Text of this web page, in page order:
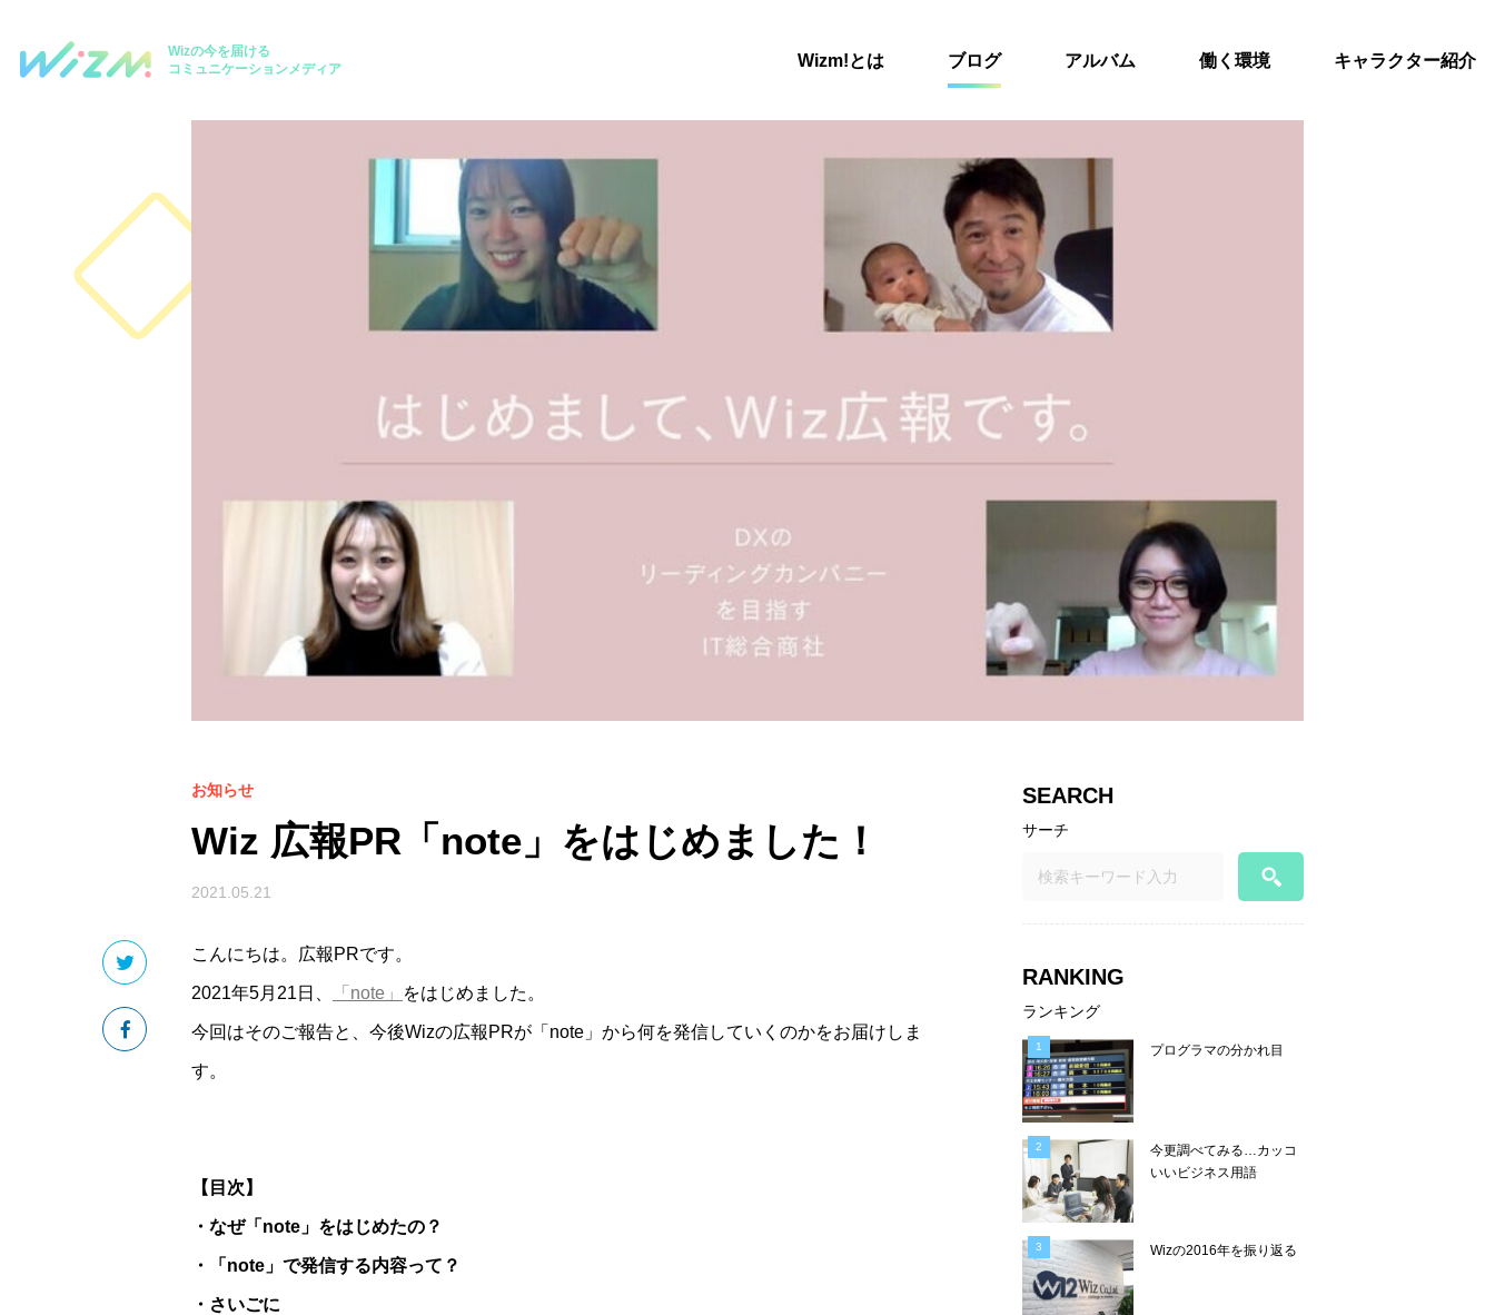
Wizの今を届ける
コミュニケーションメディア
Wizm!とは ブログ アルバム 働く環境 キャラクター紹介
お知らせ
Wiz 広報PR「note」をはじめました！
2021.05.21
こんにちは。広報PRです。
2021年5月21日、 「note」 をはじめました。
今回はそのご報告と、今後Wizの広報PRが「note」から何を発信していくのかをお届けしま
す。
【目次】
・なぜ「note」をはじめたの？
・「note」で発信する内容って？
・さいごに
SEARCH
サーチ
RANKING
ランキング
プログラマの分かれ目
今更調べてみる…カッコ
いいビジネス用語
Wizの2016年を振り返る